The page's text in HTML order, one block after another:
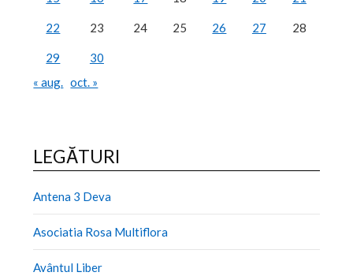
22 23 24 25 26 27 28
29
30
« aug. oct. »
LEGĂTURI
Antena 3 Deva
Asociatia Rosa Multiflora
Avântul Liber